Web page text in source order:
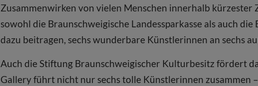
Zusammenwirken von vielen Menschen innerhalb kürzester
sowohl die Braunschweigische Landessparkasse als auch
dazu beitragen, sechs wunderbare Künstlerinnen an sechs
Auch die Stiftung Braunschweigischer Kulturbesitz fördert
Gallery führt nicht nur sechs tolle Künstlerinnen zusammen